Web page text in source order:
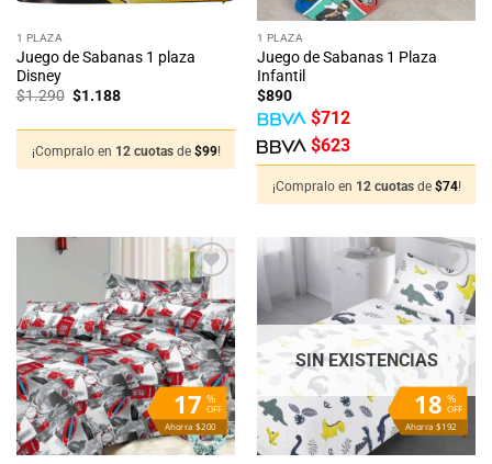
1 PLAZA
Juego de Sabanas 1 plaza
Disney
$1.290 El
$1.290.
$1.188El
$1.188.
¡Compralo en 12 cuotas de $99!
1 PLAZA
Juego de Sabanas 1 Plaza
Infantil
$890
$712
$623
¡Compralo en 12 cuotas de $74!
%
OFF
17
Ahorra $200
Añadir
a la
lista
de
deseos
%
OFF
18
Ahorra $192
Añadir
a la
lista
deseos
SIN EXISTENCIAS